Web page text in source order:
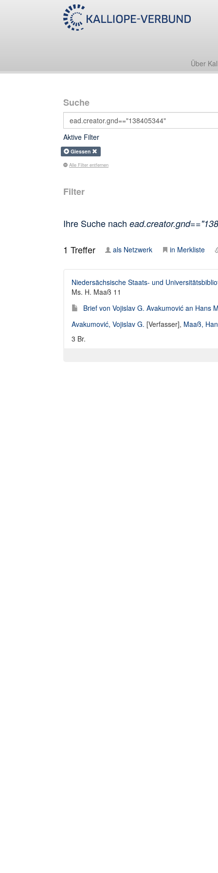
Über
Suche
Aktive Filter
Giessen
Alle Filter entfernen
Filter
Ihre Suche nach
1 Treffer als Netzwerk in Merkliste
Niedersächsische Staats- und
Ms. H. Maaß 11
Brief von Vojislav G. Avakumović an Hans
Avakumović, Vojislav G. [Verfasser], Maaß,
3 Br.